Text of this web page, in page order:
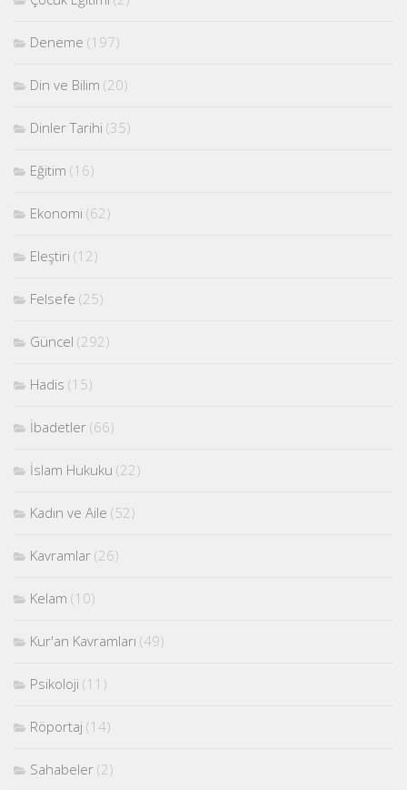
Deneme (197)
Din ve Bilim (20)
Dinler Tarihi (35)
Eğitim (16)
Ekonomi (62)
Eleştiri (12)
Felsefe (25)
Güncel (292)
Hadis (15)
İbadetler (66)
İslam Hukuku (22)
Kadın ve Aile (52)
Kavramlar (26)
Kelam (10)
Kur'an Kavramları (49)
Psikoloji (11)
Röportaj (14)
Sahabeler (2)